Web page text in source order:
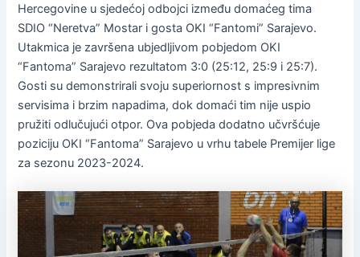
Hercegovine u sjedećoj odbojci između domaćeg tima
SDIO “Neretva” Mostar i gosta OKI “Fantomi” Sarajevo.
Utakmica je završena ubjedljivom pobjedom OKI
“Fantoma” Sarajevo rezultatom 3:0 (25:12, 25:9 i 25:7).
Gosti su demonstrirali svoju superiornost s impresivnim
servisima i brzim napadima, dok domaći tim nije uspio
pružiti odlučujući otpor. Ova pobjeda dodatno učvršćuje
poziciju OKI “Fantoma” Sarajevo u vrhu tabele Premijer lige
za sezonu 2023-2024.